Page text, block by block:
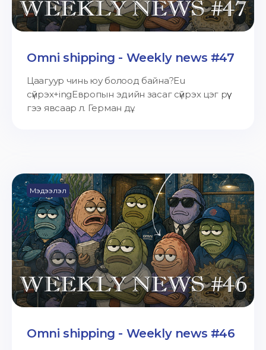
Omni shipping - Weekly news #47
Цаагуур чинь юу болоод байна?Eu
сүйрэх+ingЕвропын эдийн засаг сүйрэх цэг рүү
гээ явсаар л. Герман дү...
Мэдээлэл
Omni shipping - Weekly news #46